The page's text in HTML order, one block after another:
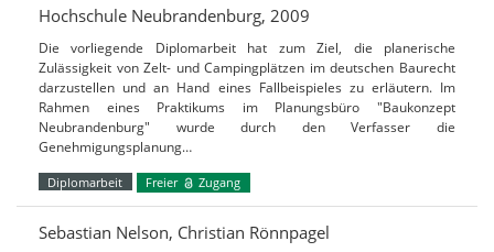
Hochschule Neubrandenburg, 2009
Die vorliegende Diplomarbeit hat zum Ziel, die planerische
Zulässigkeit von Zelt- und Campingplätzen im deutschen Baurecht
darzustellen und an Hand eines Fallbeispieles zu erläutern. Im
Rahmen eines Praktikums im Planungsbüro "Baukonzept
Neubrandenburg" wurde durch den Verfasser die
Genehmigungsplanung…
Diplomarbeit Freier Zugang
Sebastian Nelson, Christian Rönnpagel